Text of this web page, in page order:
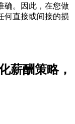
确。因此，在您做
何直接或间接的损
薪酬策略，